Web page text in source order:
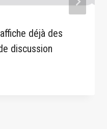
déjà des
discussion